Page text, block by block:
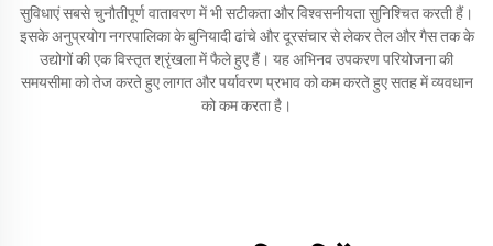
सुविधाएं सबसे चुनौतीपूर्ण वातावरण में भी सटीकता और विश्वसनीयता सुनिश्चित करती हैं।
इसके अनुप्रयोग नगरपालिका के बुनियादी ढांचे और दूरसंचार से लेकर तेल और गैस तक के
उद्योगों की एक विस्तृत श्रृंखला में फैले हुए हैं। यह अभिनव उपकरण परियोजना की
समयसीमा को तेज करते हुए लागत और पर्यावरण प्रभाव को कम करते हुए सतह में व्यवधान
को कम करता है।